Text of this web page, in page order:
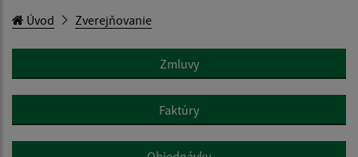
Úvod Zverejňovanie
Zmluvy
Faktúry